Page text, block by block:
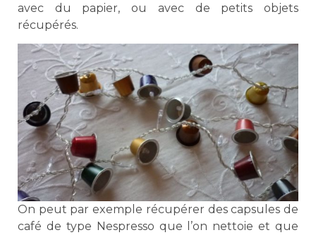
avec du papier, ou avec de petits objets
récupérés.
On peut par exemple récupérer des capsules de
café de type Nespresso que l’on nettoie et que